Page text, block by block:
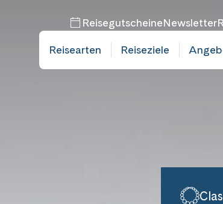
ReisegutscheineNewsletter
Reisearten Reiseziele